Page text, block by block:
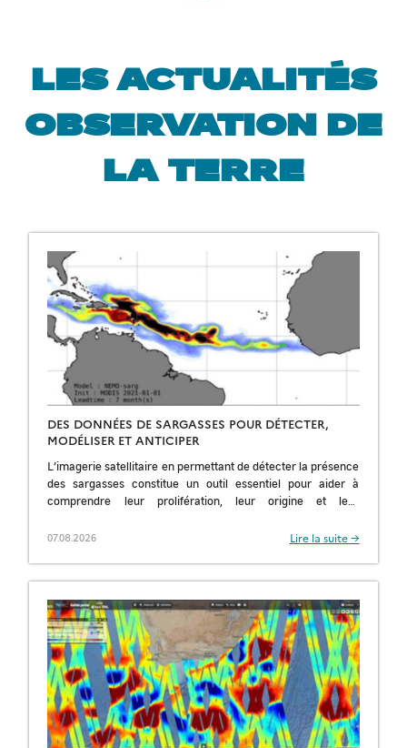
LES ACTUALITÉS
OBSERVATION DE
LA TERRE
DES DONNÉES DE SARGASSES POUR DÉTECTER,
MODÉLISER ET ANTICIPER
L’imagerie satellitaire en permettant de détecter la présence
des sargasses constitue un outil essentiel pour aider à
comprendre leur prolifération, leur origine et leur
07.08.2026 Lire la suite →